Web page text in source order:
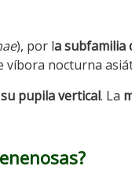
), por la subfamilia
víbora nocturna
pupila vertical. La